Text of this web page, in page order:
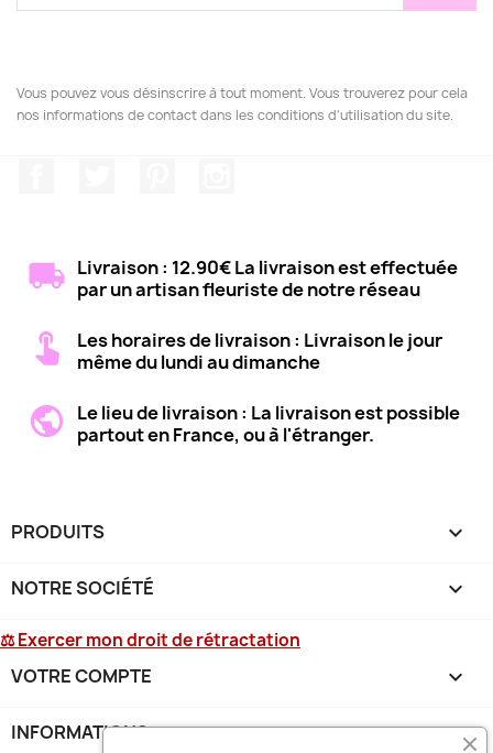
Vous pouvez vous désinscrire à tout moment. Vous trouverez pour cela
nos informations de contact dans les conditions d'utilisation du site.
Livraison : 12.90€ La livraison est effectuée
par un artisan fleuriste de notre réseau
Les horaires de livraison : Livraison le jour
même du lundi au dimanche
Le lieu de livraison : La livraison est possible
partout en France, ou à l'étranger.
PRODUITS 
NOTRE SOCIÉTÉ 
⚖ Exercer mon droit de rétractation
VOTRE COMPTE 
INFORMATIONS keyboard_arrow_down